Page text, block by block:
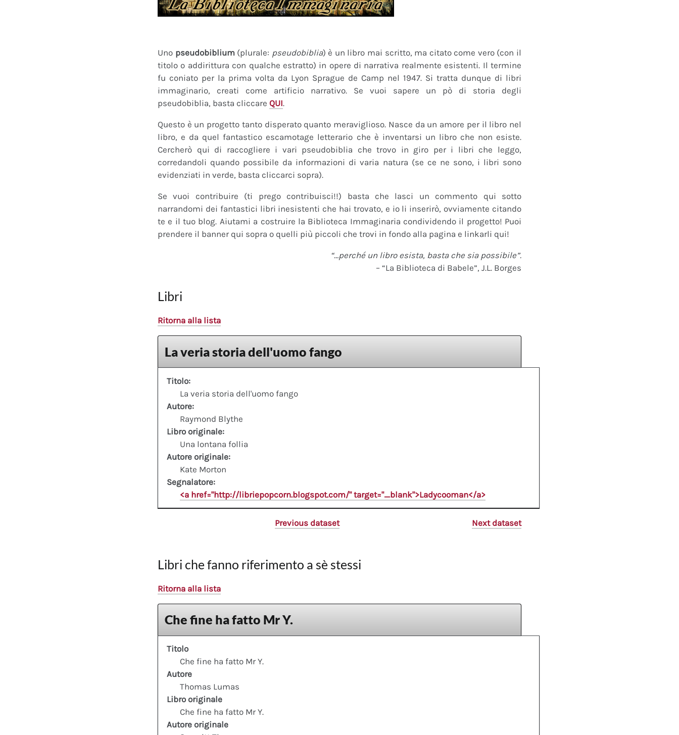
Uno pseudobiblium(plurale: pseudobiblia) è un libro mai scritto, ma citato come vero (con il
titolo o addirittura con qualche estratto) in opere di narrativa realmente esistenti. Il termine
fu coniato per la prima volta da Lyon Sprague de Camp nel 1947. Si tratta dunque di libri
immaginario, creati come artificio narrativo. Se vuoi sapere un pò di storia degli
pseudobiblia, basta cliccare QUI.
Questo è un progetto tanto disperato quanto meraviglioso. Nasce da un amore per il libro nel
libro, e da quel fantastico escamotage letterario che è inventarsi un libro che non esiste.
Cercherò qui di raccogliere i vari pseudobiblia che trovo in giro per i libri che leggo,
corredandoli quando possibile da informazioni di varia natura (se ce ne sono, i libri sono
evidenziati in verde, basta cliccarci sopra).
Se vuoi contribuire (ti prego contribuisci!!) basta che lasci un commento qui sotto
narrandomi dei fantastici libri inesistenti che hai trovato, e io li inserirò, ovviamente citando
te e il tuo blog. Aiutami a costruire la Biblioteca Immaginaria condividendo il progetto! Puoi
prendere il banner qui sopra o quelli più piccoli che trovi in fondo alla pagina e linkarli qui!
“…perché un libro esista, basta che sia possibile”.
– “La Biblioteca di Babele”, J.L. Borges
Libri
Ritorna alla lista
La veria storia dell'uomo fango
Titolo:
La veria storia dell'uomo fango
Autore:
Raymond Blythe
Libro originale:
Una lontana follia
Autore originale:
Kate Morton
Segnalatore:
<a href="http://libriepopcorn.blogspot.com/" target="_blank">Ladycooman</a>
Previous dataset Next dataset
Libri che fanno riferimento a sè stessi
Ritorna alla lista
Che fine ha fatto Mr Y.
Titolo
Che fine ha fatto Mr Y.
Autore
Thomas Lumas
Libro originale
Che fine ha fatto Mr Y.
Autore originale